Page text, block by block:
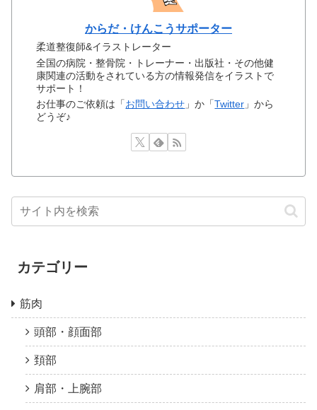
からだ・けんこうサポーター
柔道整復師&イラストレーター
全国の病院・整骨院・トレーナー・出版社・その他健
康関連の活動をされている方の情報発信をイラストで
サポート！
お仕事のご依頼は「お問い合わせ 」か「Twitter 」から
どうぞ♪
カテゴリー
筋肉
頭部・顔面部
頚部
肩部・上腕部